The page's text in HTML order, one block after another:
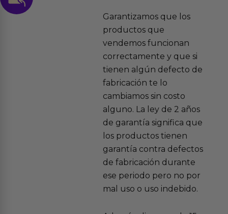
Garantizamos que los
productos que
vendemos funcionan
correctamente y que si
tienen algún defecto de
fabricación te lo
cambiamos sin costo
alguno. La ley de 2 años
de garantía significa que
los productos tienen
garantía contra defectos
de fabricación durante
ese periodo pero no por
mal uso o uso indebido.